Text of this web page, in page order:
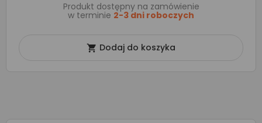
Produkt dostępny na zamówienie
w terminie 2-3 dni roboczych
 Dodaj do koszyka